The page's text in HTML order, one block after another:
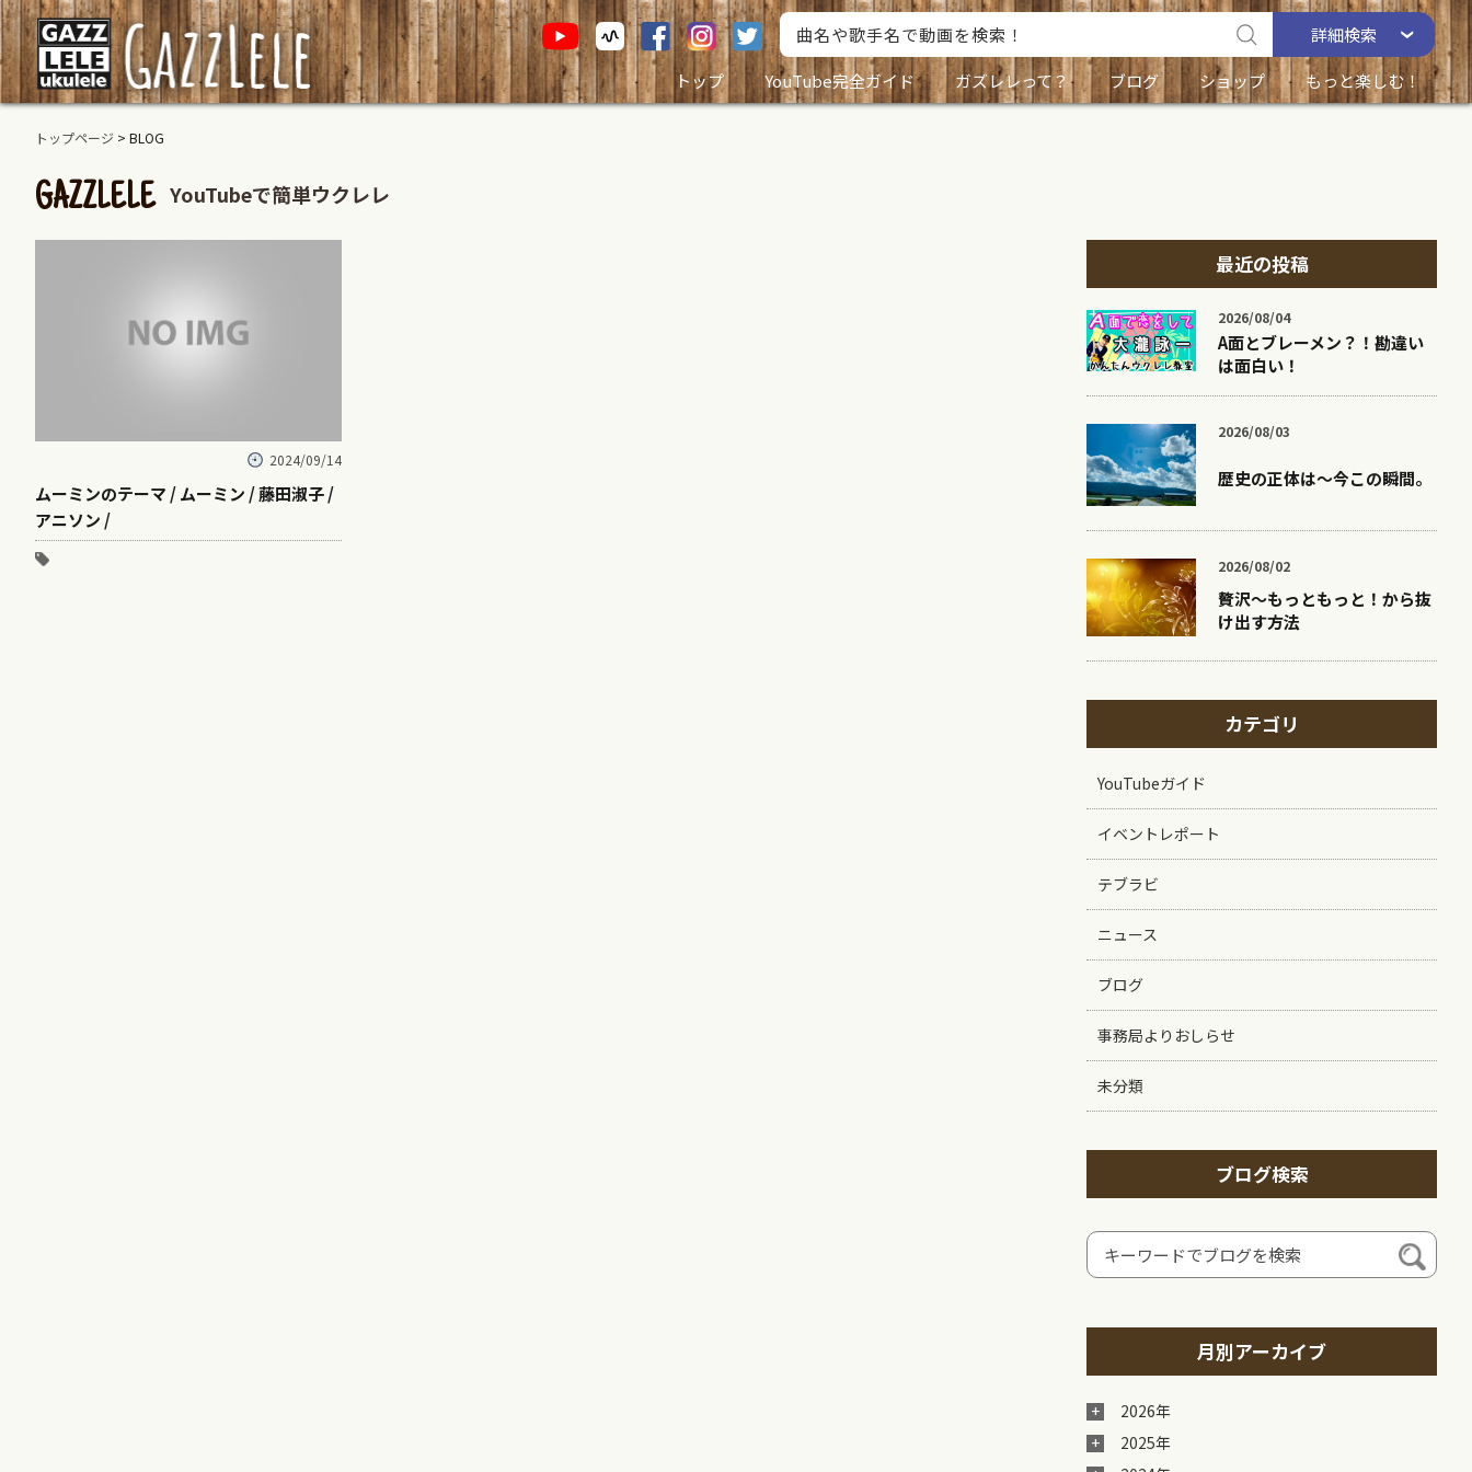
詳細検索
トップ
YouTube完全ガイド ガズレレって？ ブログ ショップ もっと楽しむ！
トップページ > BLOG
GAZZLELE YouTubeで簡単ウクレレ
2024/09/14
ムーミンのテーマ / ムーミン / 藤田淑子 /
アニソン /
最近の投稿
2026/08/04
A面とブレーメン？！勘違い
は面白い！
2026/08/03
歴史の正体は〜今この瞬間。
2026/08/02
贅沢〜もっともっと！から抜
け出す方法
カテゴリ
YouTubeガイド
イベントレポート
テブラビ
ニュース
ブログ
事務局よりおしらせ
未分類
ブログ検索
月別アーカイブ
2026年
2025年